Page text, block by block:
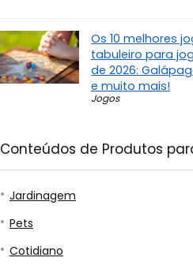
Os 10 melhores
tabuleiro para
de 2026:
e muito mais!
Jogos
Conteúdos de Produtos
Jardinagem
Pets
Cotidiano